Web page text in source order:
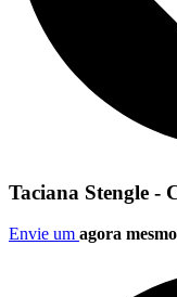
Taciana Stengle -
Envie um agora mesmo